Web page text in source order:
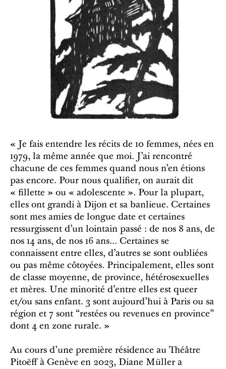
« Je fais entendre les récits de 10 femmes, nées en
1979, la même année que moi. J’ai rencontré
chacune de ces femmes quand nous n’en étions
pas encore. Pour nous qualifier, on aurait dit
« fillette » ou « adolescente ». Pour la plupart,
elles ont grandi à Dijon et sa banlieue. Certaines
sont mes amies de longue date et certaines
ressurgissent d’un lointain passé : de nos 8 ans, de
nos 14 ans, de nos 16 ans... Certaines se
connaissent entre elles, d’autres se sont oubliées
ou pas même côtoyées. Principalement, elles sont
de classe moyenne, de province, hétérosexuelles
et mères. Une minorité d’entre elles est queer
et/ou sans enfant. 3 sont aujourd’hui à Paris ou sa
région et 7 sont “restées ou revenues en province”
dont 4 en zone rurale. »
Au cours d'une première résidence au Théâtre
Pitoëff à Genève en 2023, Diane Müller a